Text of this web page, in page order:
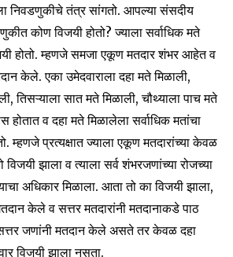
SUBSCRIBE
thePrivacy Policy.
32,111
Followers
75
Followers
निवडणुकीचे तंत्र सांगतो. आपल्या संसदीय
कोण विजयी होतो? ज्याला सर्वाधिक मते
होतो. म्हणजे समजा एकूण मतदार शंभर आहेत व
केले. एका उमेदवाराला दहा मते मिळाली,
तिसऱ्याला सात मते मिळाली, चौथ्याला पाच मते
होतात व दहा मते मिळालेला सर्वाधिक मतांचा
म्हणजे प्रत्यक्षात ज्याला एकूण मतदारांच्या केवळ
झाला व त्याला सर्व शंभरजणांच्या रोजच्या
अधिकार मिळाला. आता तो का विजयी झाला,
केले व सत्तर मतदारांनी मतदानाकडे पाठ
जणांनी मतदान केले असते तर केवळ दहा
विजयी झाला नसता.